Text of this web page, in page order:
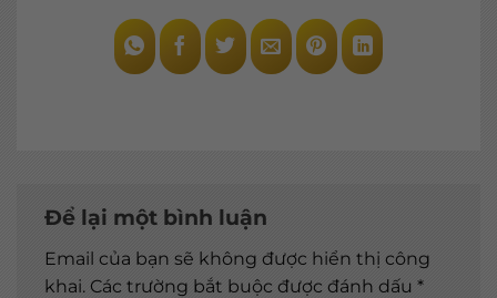
Để lại một bình luận
Email của bạn sẽ không được hiển thị công
khai. Các trường bắt buộc được đánh dấu *